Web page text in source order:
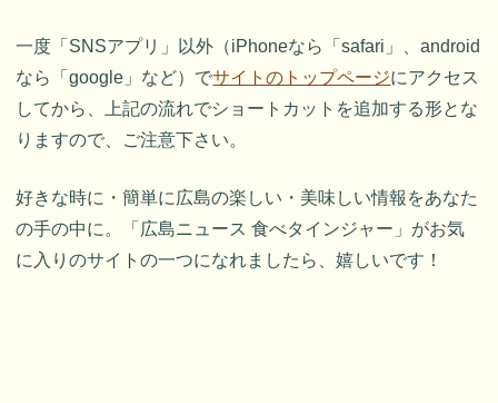
一度「SNSアプリ」以外（iPhoneなら「safari」、android
なら「google」など）でサイトのトップページにアクセス
してから、上記の流れでショートカットを追加する形とな
りますので、ご注意下さい。
好きな時に・簡単に広島の楽しい・美味しい情報をあなた
の手の中に。「広島ニュース 食べタインジャー」がお気
に入りのサイトの一つになれましたら、嬉しいです！